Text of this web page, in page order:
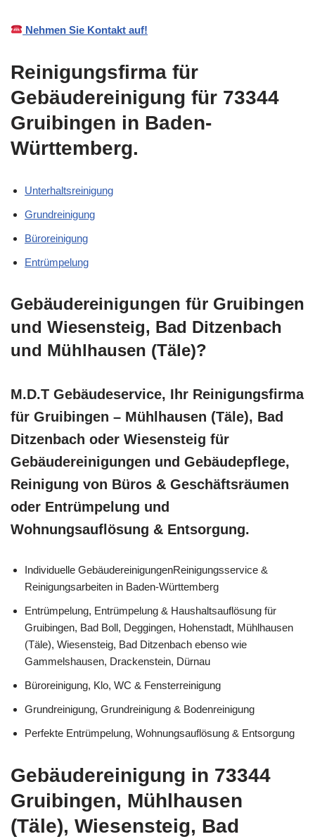
Nehmen Sie Kontakt auf!
Reinigungsfirma für
Gebäudereinigung für 73344
Gruibingen in Baden-
Württemberg.
Unterhaltsreinigung
Grundreinigung
Büroreinigung
Entrümpelung
Gebäudereinigungen für Gruibingen
und Wiesensteig, Bad Ditzenbach
und Mühlhausen (Täle)?
M.D.T Gebäudeservice, Ihr Reinigungsfirma
für Gruibingen – Mühlhausen (Täle), Bad
Ditzenbach oder Wiesensteig für
Gebäudereinigungen und Gebäudepflege,
Reinigung von Büros & Geschäftsräumen
oder Entrümpelung und
Wohnungsauflösung & Entsorgung.
Individuelle GebäudereinigungenReinigungsservice &
Reinigungsarbeiten in Baden-Württemberg
Entrümpelung, Entrümpelung & Haushaltsauflösung für
Gruibingen, Bad Boll, Deggingen, Hohenstadt, Mühlhausen
(Täle), Wiesensteig, Bad Ditzenbach ebenso wie
Gammelshausen, Drackenstein, Dürnau
Büroreinigung, Klo, WC & Fensterreinigung
Grundreinigung, Grundreinigung & Bodenreinigung
Perfekte Entrümpelung, Wohnungsauflösung & Entsorgung
Gebäudereinigung in 73344
Gruibingen, Mühlhausen
(Täle), Wiesensteig, Bad